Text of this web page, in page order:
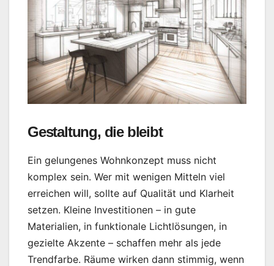
Gestaltung, die bleibt
Ein gelungenes Wohnkonzept muss nicht
komplex sein. Wer mit wenigen Mitteln viel
erreichen will, sollte auf Qualität und Klarheit
setzen. Kleine Investitionen – in gute
Materialien, in funktionale Lichtlösungen, in
gezielte Akzente – schaffen mehr als jede
Trendfarbe. Räume wirken dann stimmig, wenn